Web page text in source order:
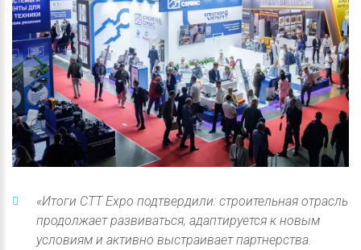
«Итоги CTT Expo подтвердили: строительная отрасль
продолжает развиваться, адаптируется к новым
условиям и активно выстраивает партнерства.